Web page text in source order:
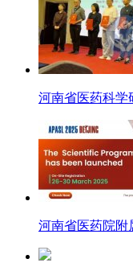
河南省医药科学
河南省医药院附